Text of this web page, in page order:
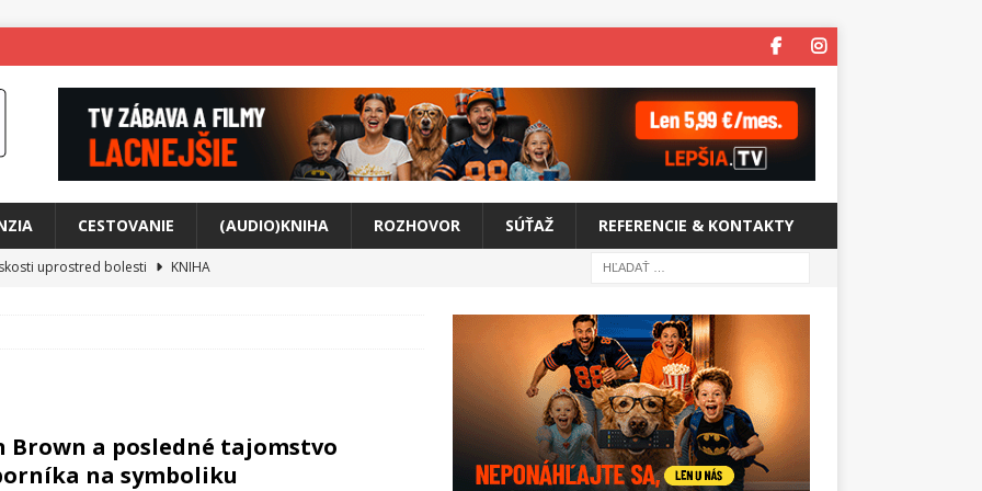
CESTOVANIE (AUDIO)KNIHA ROZHOVOR SÚŤAŽ REFERENCIE & KONTAKTY
uprostred bolesti
KNIHA
cestou na Monte Mabu
HUDBA
Brown a posledné tajomstvo
na symboliku